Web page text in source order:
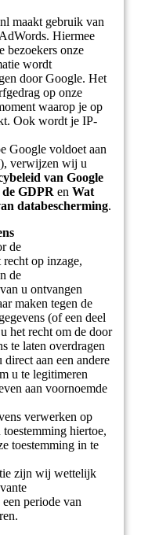
maakt gebruik van
Hiermee
bezoekers onze
wordt
door Google. Het
op onze
waarop je op
Ook wordt je IP-
Google voldoet aan
verwijzen wij u
van Google
GDPR en Wat
databescherming.
de
op inzage,
de
u ontvangen
maken tegen de
(of een deel
het recht om de door
te laten overdragen
aan een andere
u te legitimeren
aan voornoemde
verwerken op
hiertoe,
toestemming in te
zijn wij wettelijk
periode van